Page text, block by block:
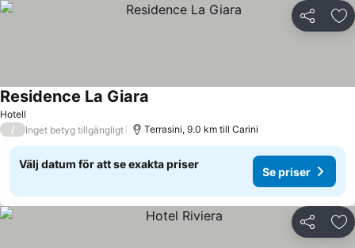
Dela
Hotell
Residence La Giara
/ Inget betyg tillgängligt Terrasini, 9.0 km till Carini
Välj datum för att se exakta priser
Se priser
Dela